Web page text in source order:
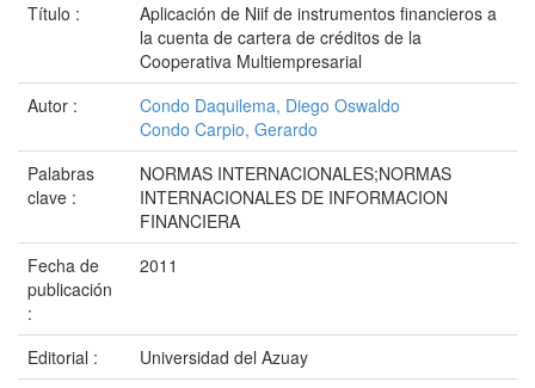
Título :
Aplicación de Niif de instrumentos financieros a
la cuenta de cartera de créditos de la
Cooperativa Multiempresarial
Autor :
Condo Daquilema, Diego Oswaldo
Condo Carpio, Gerardo
Palabras
clave :
NORMAS INTERNACIONALES;NORMAS
INTERNACIONALES DE INFORMACION
FINANCIERA
Fecha de
publicación
:
2011
Editorial :
Universidad del Azuay